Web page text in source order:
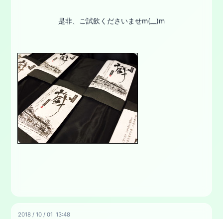
是非、ご試飲くださいませm(__)m
2018 /10 /01 13:48